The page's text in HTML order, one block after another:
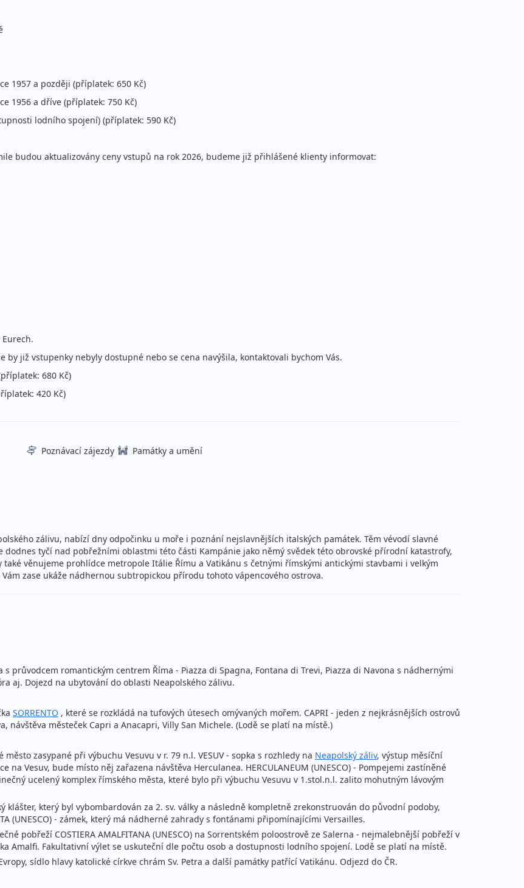
1957 a později (příplatek: 650 Kč)
1956 a dříve (příplatek: 750 Kč)
lodního spojení) (příplatek: 590 Kč)
budou aktualizovány ceny vstupů na rok 2026, budeme již přihlášené klienty informovat:
by již vstupenky nebyly dostupné nebo se cena navýšila, kontaktovali bychom Vás.
680 Kč)
420 Kč)
Poznávací zájezdy Památky a umění
zálivu, nabízí dny odpočinku u moře i poznání nejslavnějších italských památek. Těm vévodí slavné
dodnes tyčí nad pobřežními oblastmi této části Kampánie jako němý svědek této obrovské přírodní katastrofy,
věnujeme prohlídce metropole Itálie Římu a Vatikánu s četnými římskými antickými stavbami i velkým
zase ukáže nádhernou subtropickou přírodu tohoto vápencového ostrova.
s průvodcem romantickým centrem Říma - Piazza di Spagna, Fontana di Trevi, Piazza di Navona s nádhernými
aj. Dojezd na ubytování do oblasti Neapolského zálivu.
SORRENTO , které se rozkládá na tufových útesech omývaných mořem. CAPRI - jeden z nejkrásnějších ostrovů
návštěva městeček Capri a Anacapri, Villy San Michele. (Lodě se platí na místě.)
město zasypané při výbuchu Vesuvu v r. 79 n.l. VESUV - sopka s rozhledy na Neapolský záliv, výstup měsíční
Vesuv, bude místo něj zařazena návštěva Herculanea. HERCULANEUM (UNESCO) - Pompejemi zastíněné
ucelený komplex římského města, které bylo při výbuchu Vesuvu v 1.stol.n.l. zalito mohutným lávovým
klášter, který byl vybombardován za 2. sv. války a následně kompletně zrekonstruován do původní podoby,
(UNESCO) - zámek, který má nádherné zahrady s fontánami připomínajícími Versailles.
pobřeží COSTIERA AMALFITANA (UNESCO) na Sorrentském poloostrově ze Salerna - nejmalebnější pobřeží v
Amalfi. Fakultativní výlet se uskuteční dle počtu osob a dostupnosti lodního spojení. Lodě se platí na místě.
sídlo hlavy katolické církve chrám Sv. Petra a další památky patřící Vatikánu. Odjezd do ČR.